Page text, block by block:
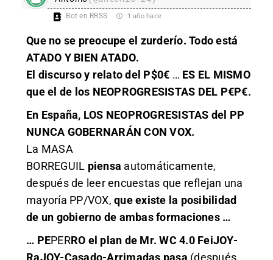
Bot en RRSS 1 año hace
Que no se preocupe el zurderío. Todo está
ATADO Y BIEN ATADO.
El discurso y relato del P$0€ … ES EL MISMO
que el de los NEOPROGRESISTAS DEL P€P€.
En España, LOS NEOPROGRESISTAS del PP
NUNCA GOBERNARÁN CON VOX.
La MASA
BORREGUIL piensa automáticamente,
después de leer encuestas que reflejan una
mayoría PP/VOX, que existe la posibilidad
de un gobierno de ambas formaciones …
… PEPERRO el plan de Mr. WC 4.0 FeiJOY-
RaJOY-Casado-Arrimadas pasa (después